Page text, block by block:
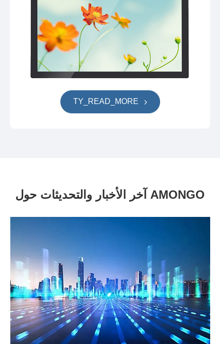
TY_READ_MORE
آخر الأخبار والتحديثات حول AMONGO